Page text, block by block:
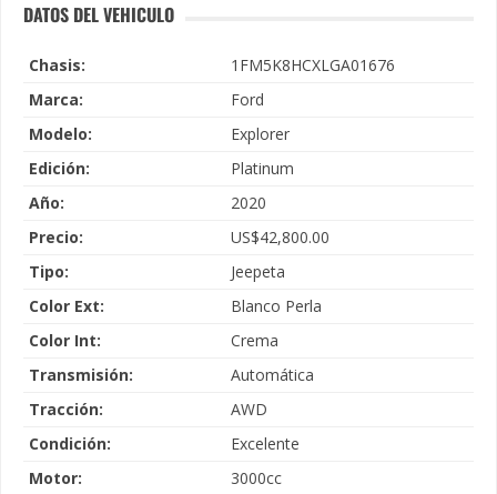
DATOS DEL VEHICULO
Chasis:
1FM5K8HCXLGA01676
Marca:
Ford
Modelo:
Explorer
Edición:
Platinum
Año:
2020
Precio:
US$42,800.00
Tipo:
Jeepeta
Color Ext:
Blanco Perla
Color Int:
Crema
Transmisión:
Automática
Tracción:
AWD
Condición:
Excelente
Motor:
3000cc